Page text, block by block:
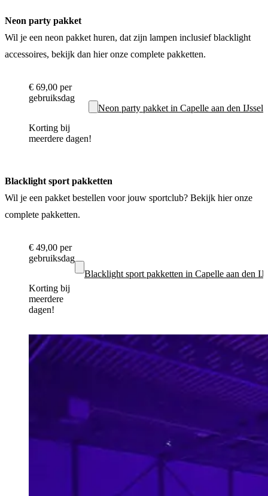
Neon party pakket
Wil je een neon pakket huren, dat zijn lampen inclusief blacklight
accessoires, bekijk dan hier onze complete pakketten.
€ 69,00 per
gebruiksdag
Korting bij
meerdere dagen!
Neon party pakket in Capelle aan den IJssel
Blacklight sport pakketten
Wil je een pakket bestellen voor jouw sportclub? Bekijk hier onze
complete pakketten.
€ 49,00 per
gebruiksdag
Korting bij
meerdere
dagen!
Blacklight sport pakketten in Capelle aan den